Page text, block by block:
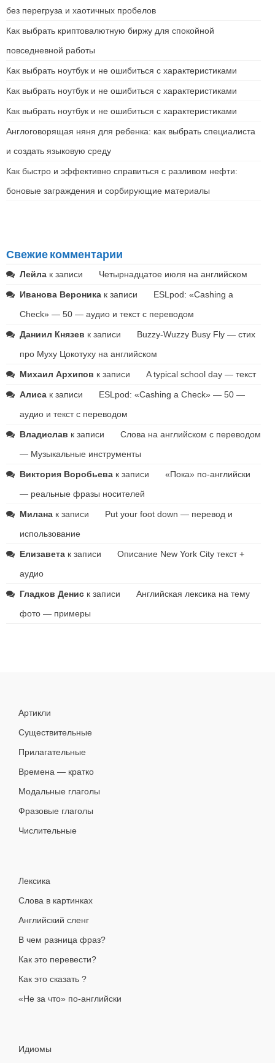
без перегруза и хаотичных пробелов
Как выбрать криптовалютную биржу для спокойной
повседневной работы
Как выбрать ноутбук и не ошибиться с характеристиками
Как выбрать ноутбук и не ошибиться с характеристиками
Как выбрать ноутбук и не ошибиться с характеристиками
Англоговорящая няня для ребенка: как выбрать специалиста
и создать языковую среду
Как быстро и эффективно справиться с разливом нефти:
боновые заграждения и сорбирующие материалы
Свежие комментарии
Лейла к записи Четырнадцатое июля на английском
Иванова Вероника к записи
ESLpod: «Cashing a
Check» — 50 — аудио и текст с переводом
Даниил Князев к записи
Buzzy-Wuzzy Busy Fly — стих
про Муху Цокотуху на английском
Михаил Архипов к записи A typical school day — текст
Алиса к записи
ESLpod: «Cashing a Check» — 50 —
аудио и текст с переводом
Владислав к записи
Слова на английском с переводом
— Музыкальные инструменты
Виктория Воробьева к записи
«Пока» по-английски
— реальные фразы носителей
Милана к записи
Put your foot down — перевод и
использование
Елизавета к записи
Описание New York City текст +
аудио
Гладков Денис к записи
Английская лексика на тему
фото — примеры
Артикли
Существительные
Прилагательные
Времена — кратко
Модальные глаголы
Фразовые глаголы
Числительные
Лексика
Слова в картинках
Английский сленг
В чем разница фраз?
Как это перевести?
Как это сказать ?
«Не за что» по-английски
Идиомы